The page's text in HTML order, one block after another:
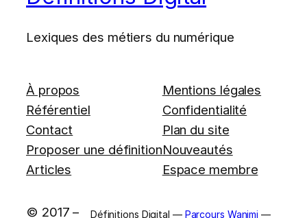
Lexiques des métiers du numérique
À propos
Référentiel
Contact
Proposer une définition
Articles
Mentions légales
Confidentialité
Plan du site
Nouveautés
Espace membre
© 2017 – Définitions Digital — Parcours Wanimi —